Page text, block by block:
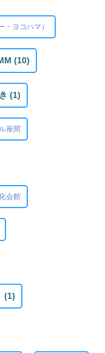
ヨコハマ）
(10)
(1)
座間
会館
(1)